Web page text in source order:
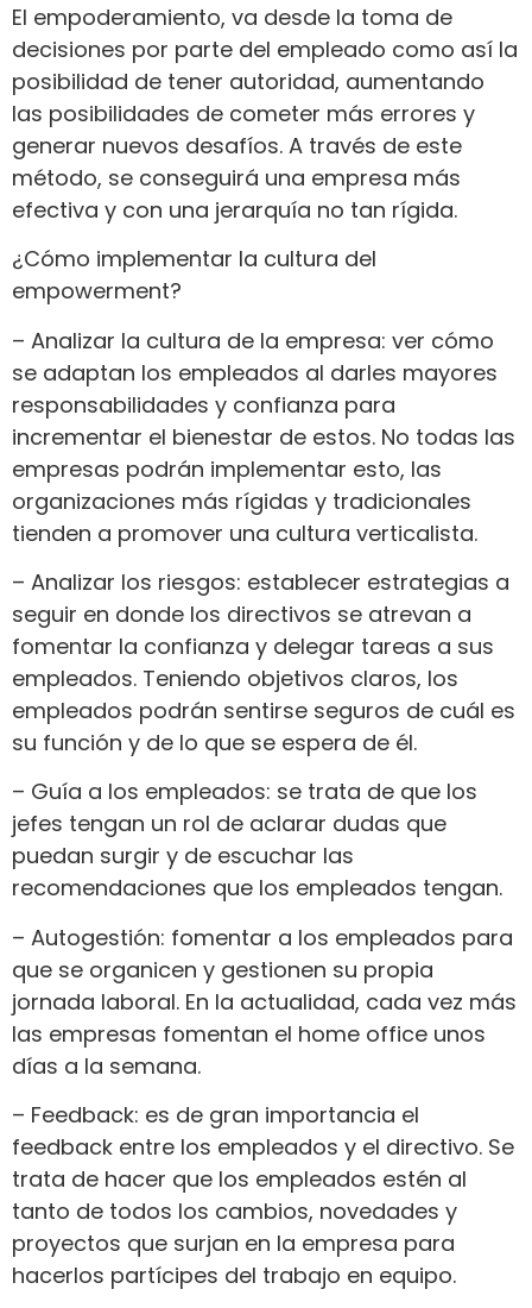
El empoderamiento, va desde la toma de
decisiones por parte del empleado como así la
posibilidad de tener autoridad, aumentando
las posibilidades de cometer más errores y
generar nuevos desafíos. A través de este
método, se conseguirá una empresa más
efectiva y con una jerarquía no tan rígida.
¿Cómo implementar la cultura del
empowerment?
– Analizar la cultura de la empresa: ver cómo
se adaptan los empleados al darles mayores
responsabilidades y confianza para
incrementar el bienestar de estos. No todas las
empresas podrán implementar esto, las
organizaciones más rígidas y tradicionales
tienden a promover una cultura verticalista.
– Analizar los riesgos: establecer estrategias a
seguir en donde los directivos se atrevan a
fomentar la confianza y delegar tareas a sus
empleados. Teniendo objetivos claros, los
empleados podrán sentirse seguros de cuál es
su función y de lo que se espera de él.
– Guía a los empleados: se trata de que los
jefes tengan un rol de aclarar dudas que
puedan surgir y de escuchar las
recomendaciones que los empleados tengan.
– Autogestión: fomentar a los empleados para
que se organicen y gestionen su propia
jornada laboral. En la actualidad, cada vez más
las empresas fomentan el home office unos
días a la semana.
– Feedback: es de gran importancia el
feedback entre los empleados y el directivo. Se
trata de hacer que los empleados estén al
tanto de todos los cambios, novedades y
proyectos que surjan en la empresa para
hacerlos partícipes del trabajo en equipo.